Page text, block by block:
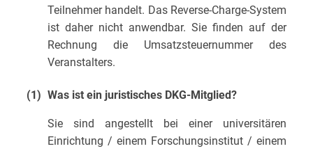
Teilnehmer handelt. Das Reverse-Charge-System
ist daher nicht anwendbar. Sie finden auf der
Rechnung die Umsatzsteuernummer des
Veranstalters.
(1) Was ist ein juristisches DKG-Mitglied?
Sie sind angestellt bei einer universitären
Einrichtung / einem Forschungsinstitut / einem